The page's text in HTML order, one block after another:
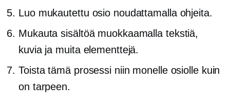
Luo mukautettu osio noudattamalla ohjeita.
Mukauta sisältöä muokkaamalla tekstiä,
kuvia ja muita elementtejä.
Toista tämä prosessi niin monelle osiolle kuin
on tarpeen.